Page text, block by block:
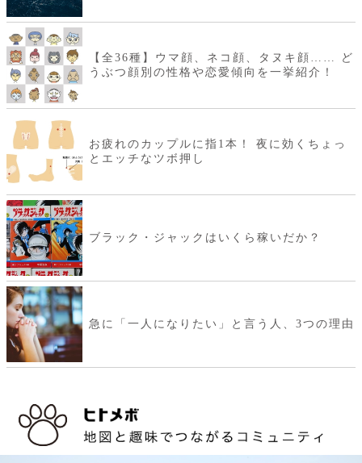
【全36種】ウマ顔、ネコ顔、タヌキ顔…… ど
うぶつ顔別の性格や恋愛傾向を一挙紹介！
お疲れのカップルに指1本！ 夜に効くちょっ
とエッチなツボ押し
ブラック・ジャックはいくら稼いだか？
急に「一人になりたい」と言う人、3つの理由